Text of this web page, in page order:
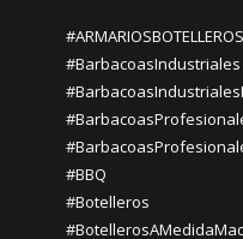
#ARMARIOSBOTELLEROS
#BarbacoasIndustriales
#BBQ
#Botelleros